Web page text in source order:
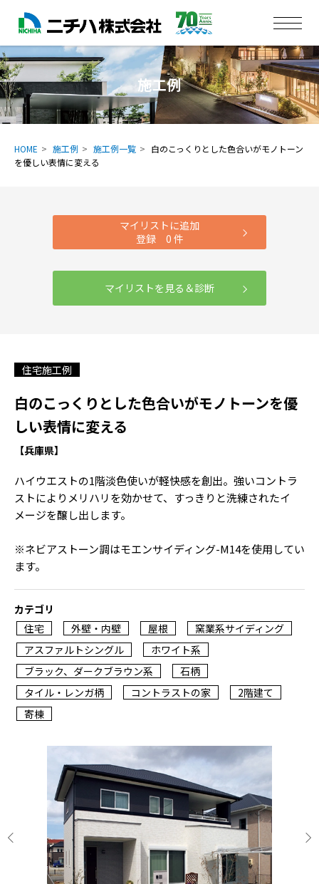
施工例
HOME 施工例 施工例一覧
白のこっくりとした色合いがモノトーン
を優しい表情に変える
マイリストに追加
登録 0 件
マイリストを見る＆診断
住宅施工例
白のこっくりとした色合いがモノトーンを優
しい表情に変える
【兵庫県】
ハイウエストの1階淡色使いが軽快感を創出。強いコントラ
ストによりメリハリを効かせて、すっきりと洗練されたイ
メージを醸し出します。
※ネビアストーン調はモエンサイディング-M14を使用してい
ます。
カテゴリ
住宅
外壁・内壁 屋根
窯業系サイディング
アスファルトシングル
ホワイト系
ブラック、ダークブラウン系
石柄
タイル・レンガ柄
コントラストの家
2階建て
寄棟